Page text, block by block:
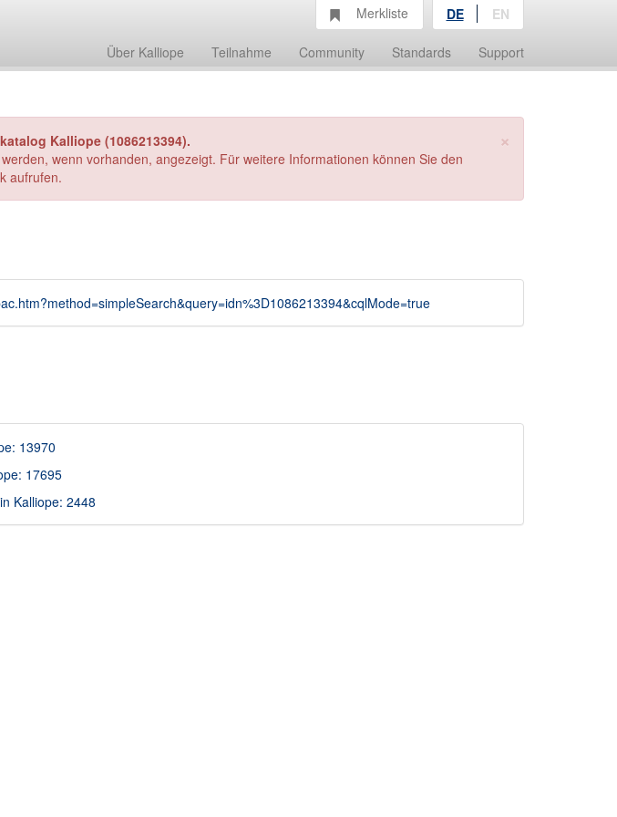
Über Kalliope Teilnahme Community Standards Support
Merkliste DE EN
×
Kalliope (1086213394).
wenn vorhanden, angezeigt. Für weitere Informationen können Sie den
aufrufen.
13970
17695
Kalliope: 2448